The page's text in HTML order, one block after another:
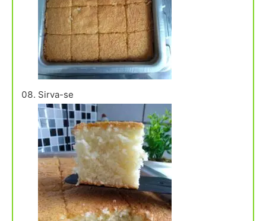
Sirva-se